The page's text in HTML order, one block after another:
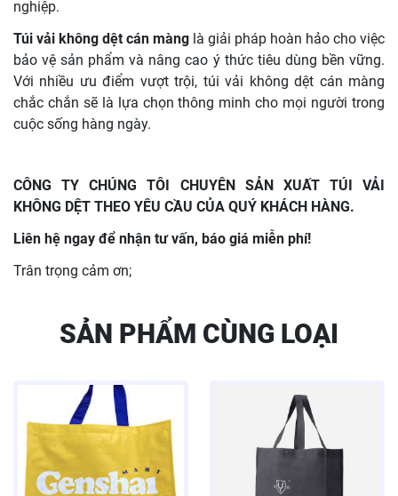
nghiệp.
Túi vải không dệt cán màng là giải pháp hoàn hảo cho việc
bảo vệ sản phẩm và nâng cao ý thức tiêu dùng bền vững.
Với nhiều ưu điểm vượt trội, túi vải không dệt cán màng
chắc chắn sẽ là lựa chọn thông minh cho mọi người trong
cuộc sống hàng ngày.
CÔNG TY CHÚNG TÔI CHUYÊN SẢN XUẤT TÚI VẢI
KHÔNG DỆT THEO YÊU CẦU CỦA QUÝ KHÁCH HÀNG.
Liên hệ ngay để nhận tư vấn, báo giá miễn phí!
Trân trọng cảm ơn;
SẢN PHẨM CÙNG LOẠI